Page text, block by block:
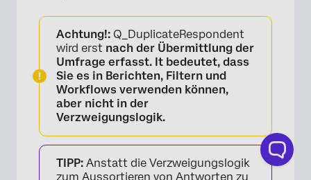
Achtung!: Q_DuplicateRespondent
wird erst nach der Übermittlung der
Umfrage erfasst. It bedeutet, dass
Sie es in Berichten, Filtern und
Workflows verwenden können,
aber nicht in der
Verzweigungslogik.
TIPP: Anstatt die Verzweigungslogik
zum Aussortieren von Antworten zu